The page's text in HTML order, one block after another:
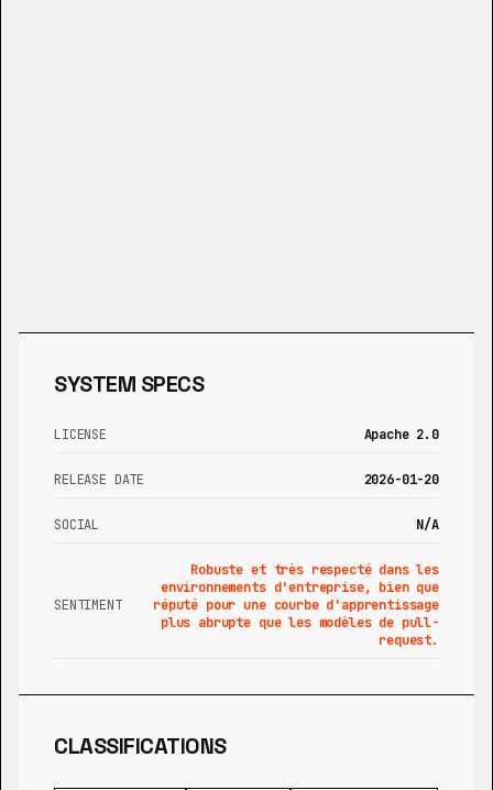
SYSTEM SPECS
LICENSE Apache 2.0
RELEASE DATE 2026-01-20
SOCIAL N/A
SENTIMENT
Robuste et très respecté dans les
environnements d'entreprise, bien que
réputé pour une courbe d'apprentissage
plus abrupte que les modèles de pull-
request.
CLASSIFICATIONS